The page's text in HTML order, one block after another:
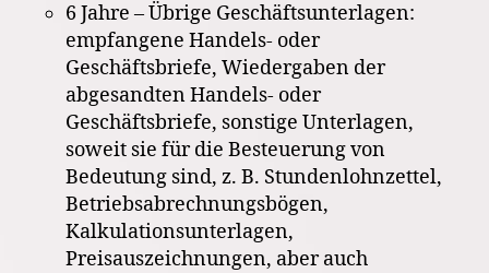
6 Jahre – Übrige Geschäftsunterlagen:
empfangene Handels- oder
Geschäftsbriefe, Wiedergaben der
abgesandten Handels- oder
Geschäftsbriefe, sonstige Unterlagen,
soweit sie für die Besteuerung von
Bedeutung sind, z. B. Stundenlohnzettel,
Betriebsabrechnungsbögen,
Kalkulationsunterlagen,
Preisauszeichnungen, aber auch